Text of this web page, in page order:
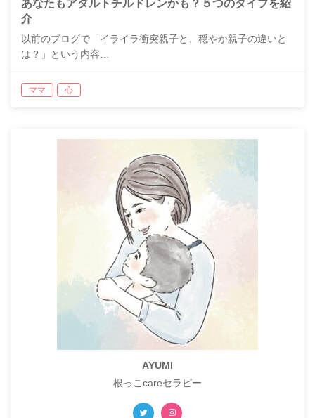
あなたもアダルトチルドレンかも？５つのタイプを紹
介
以前のブログで「イライラ衝突親子と、穏やか親子の違いと
は？」という内容…
ママ 心
AYUMI
根っこcareセラピー